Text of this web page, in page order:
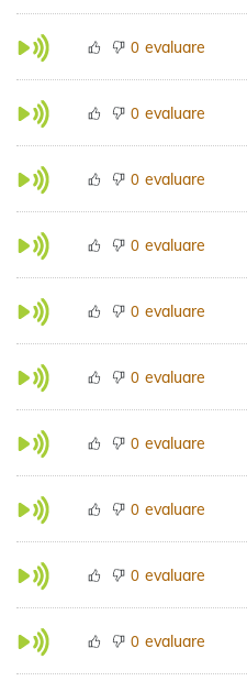
0 evaluare
0 evaluare
0 evaluare
0 evaluare
0 evaluare
0 evaluare
0 evaluare
0 evaluare
0 evaluare
0 evaluare